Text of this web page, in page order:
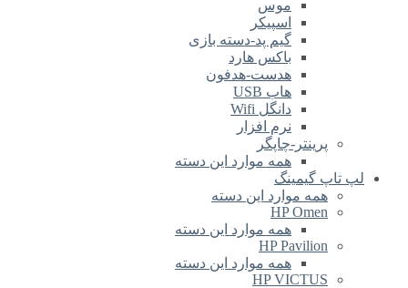
موس
اسپیکر
گیم پد-دسته بازی
باکس هارد
هدست-هدفون
هاب USB
دانگل Wifi
نرم افزار
پرینتر-چاپگر
همه موارد این دسته
لپ تاپ گیمینگ
همه موارد این دسته
HP Omen
همه موارد این دسته
HP Pavilion
همه موارد این دسته
HP VICTUS